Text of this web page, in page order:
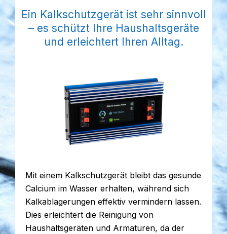
Ein Kalkschutzgerät ist sehr sinnvoll
– es schützt Ihre Haushaltsgeräte
und erleichtert Ihren Alltag.
Mit einem Kalkschutzgerät bleibt das gesunde
Calcium im Wasser erhalten, während sich
Kalkablagerungen effektiv vermindern lassen.
Dies erleichtert die Reinigung von
Haushaltsgeräten und Armaturen, da der